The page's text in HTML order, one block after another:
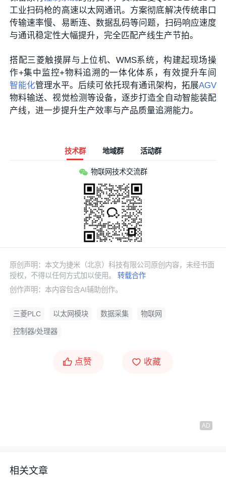
工业扫码枪的高速以太网通讯。方案彻底解决传统串口
传输速率慢、易断连、数据乱码等问题，扫码响应速度
与通讯稳定性大幅提升，完全匹配产线生产节拍。
搭配三菱触摸屏与上位机、WMS系统，构建起现场操
作+集中监控+物料追溯的一体化体系，有效提升车间
智能化管理水平。后续可依托现有通讯架构，拓展AGV
物料输送、视觉检测等设备，逐步打造全自动智能装配
产线，进一步提升生产效率与产品质量追溯能力。
技术群 地域群 活动群
物联网技术交流群
原创声明：本文为捷米（北京）科技有限公司原创内容，未经书面
授权，不得以任何方式加以使用。转载合作
创作声明：本内容包含AI辅助创作。
三菱PLC 以太网模块 数据采集 物联网
控制器/处理器
点赞 收藏
相关文章